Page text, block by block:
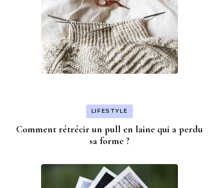
LIFESTYLE
Comment rétrécir un pull en laine qui a perdu
sa forme ?